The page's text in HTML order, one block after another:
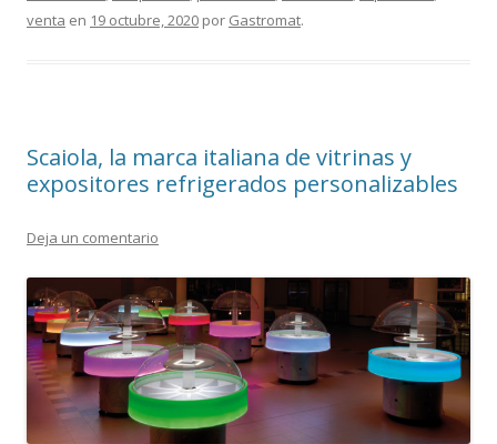
venta en 19 octubre, 2020 por Gastromat.
Scaiola, la marca italiana de vitrinas y
expositores refrigerados personalizables
Deja un comentario